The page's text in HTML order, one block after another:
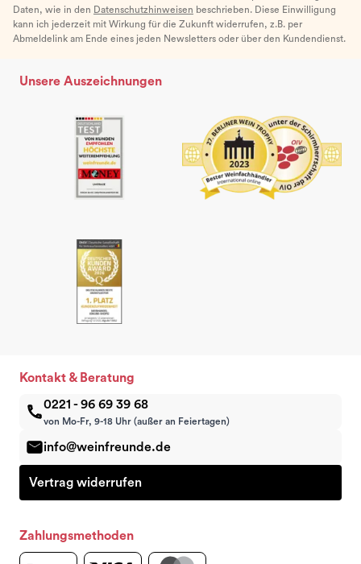
Daten, wie in den Datenschutzhinweisen beschrieben. Diese Einwilligung
kann ich jederzeit mit Wirkung für die Zukunft widerrufen, z.B. per
Abmeldelink am Ende eines jeden Newsletters oder über den Kundendienst.
Unsere Auszeichnungen
Kontakt & Beratung
0221 - 96 69 39 68
von Mo-Fr, 9-18 Uhr (außer an Feiertagen)
info@weinfreunde.de
Vertrag widerrufen
Zahlungsmethoden